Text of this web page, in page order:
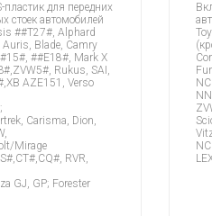
пластик для передних
стоек автомобилей
##T27#, Alphard
Blade, Camry
##E18#, Mark X
Rukus, SAI,
AZE151, Verso
Carisma, Dion,
Mirage
RVR,
GJ, GP; Forester